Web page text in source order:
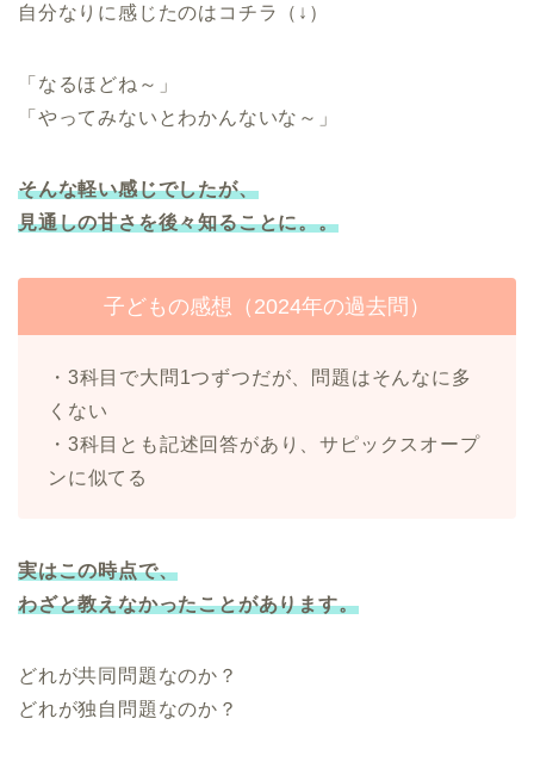
自分なりに感じたのはコチラ（↓）
「なるほどね～」
「やってみないとわかんないな～」
そんな軽い感じでしたが、
見通しの甘さを後々知ることに。。
子どもの感想（2024年の過去問）
・3科目で大問1つずつだが、問題はそんなに多
くない
・3科目とも記述回答があり、サピックスオープ
ンに似てる
実はこの時点で、
わざと教えなかったことがあります。
どれが共同問題なのか？
どれが独自問題なのか？